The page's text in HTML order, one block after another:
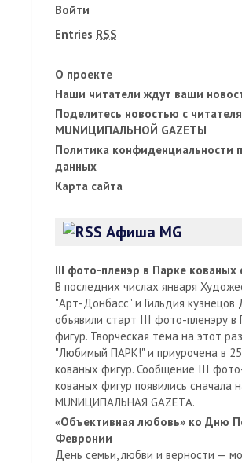
Войти
Entries RSS
О проекте
Наши читатели ждут ваши
Поделитесь новостью с
MUNИЦИПАЛЬНОЙ GAZЕТЫ
Политика конфиденциальности
данных
Карта сайта
Афиша MG
III фото-пленэр в Парке кованых
В последних числах января
"Арт-Донбасс" и Гильдия кузнецов
объявили старт III фото-пленэру в
фигур. Творческая тема на этот
"Любимый ПАРК!" и приурочена в
кованых фигур. Сообщение III
кованых фигур появились сначала
MUNИЦИПАЛЬНАЯ GAZЕТА.
«Объективная любовь» ко Дню
Февронии
День семьи, любви и верности —